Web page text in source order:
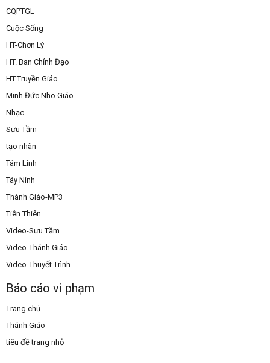
CQPTGL
Cuộc Sống
HT-Chơn Lý
HT. Ban Chỉnh Đạo
HT.Truyền Giáo
Minh Đức Nho Giáo
Nhạc
Sưu Tầm
tạo nhãn
Tâm Linh
Tây Ninh
Thánh Giáo-MP3
Tiên Thiên
Video-Sưu Tầm
Video-Thánh Giáo
Video-Thuyết Trình
Báo cáo vi phạm
Trang chủ
Thánh Giáo
tiêu đề trang nhỏ